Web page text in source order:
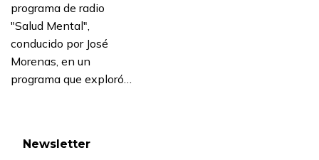
programa de radio
"Salud Mental",
conducido por José
Morenas, en un
programa que exploró…
Newsletter